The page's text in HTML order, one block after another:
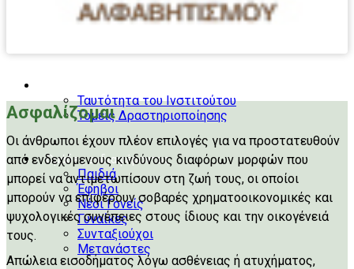
Ταυτότητα του Ινστιτούτου
Τομείς Δραστηριοποίησης
Ομάδες ενδιαφέροντος
Παιδιά
Έφηβοι
Νέοι Γονείς
Γυναίκες
Συνταξιούχοι
Μετανάστες
Ασφαλίζομαι
Οι άνθρωποι έχουν πλέον επιλογές για να προστατευθούν
από ενδεχόμενους κινδύνους διαφόρων μορφών που
μπορεί να αντιμετωπίσουν στη ζωή τους, οι οποίοι
μπορούν να επιφέρουν σοβαρές χρηματοοικονομικές και
ψυχολογικές συνέπειες στους ίδιους και την οικογένειά
τους.
Απώλεια εισοδήματος λόγω ασθένειας ή ατυχήματος,